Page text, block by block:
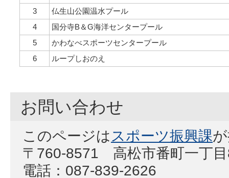
3
仏生山公園温水プール
4
国分寺B＆G海洋センタープール
5
かわなべスポーツセンタープール
6
ループしおのえ
お問い合わせ
このページは スポーツ振興課
〒760-8571 高松市番町一丁
電話：087-839-2626